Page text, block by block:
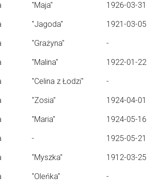
"Maja" 1926-03-31
"Jagoda" 1921-03-05
"Grażyna" -
"Malina" 1922-01-22
"Celina z Łodzi" -
"Zosia" 1924-04-01
"Maria" 1924-05-16
- 1925-05-21
"Myszka" 1912-03-25
"Oleńka" -